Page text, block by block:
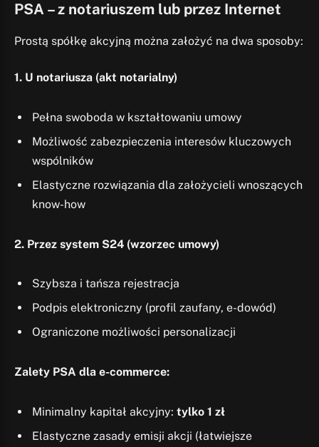
PSA – z notariuszem lub przez Internet
Prostą spółkę akcyjną można założyć na dwa sposoby:
1. U notariusza (akt notarialny)
Pełna swoboda w kształtowaniu umowy
Możliwość zabezpieczenia interesów kluczowych
wspólników
Elastyczne rozwiązania dla założycieli wnoszących
know-how
2. Przez system S24 (wzorzec umowy)
Szybsza i tańsza rejestracja
Podpis elektroniczny (profil zaufany, e-dowód)
Ograniczone możliwości personalizacji
Zalety PSA dla e-commerce:
Minimalny kapitał akcyjny: tylko 1 zł
Elastyczne zasady emisji akcji (łatwiejsze